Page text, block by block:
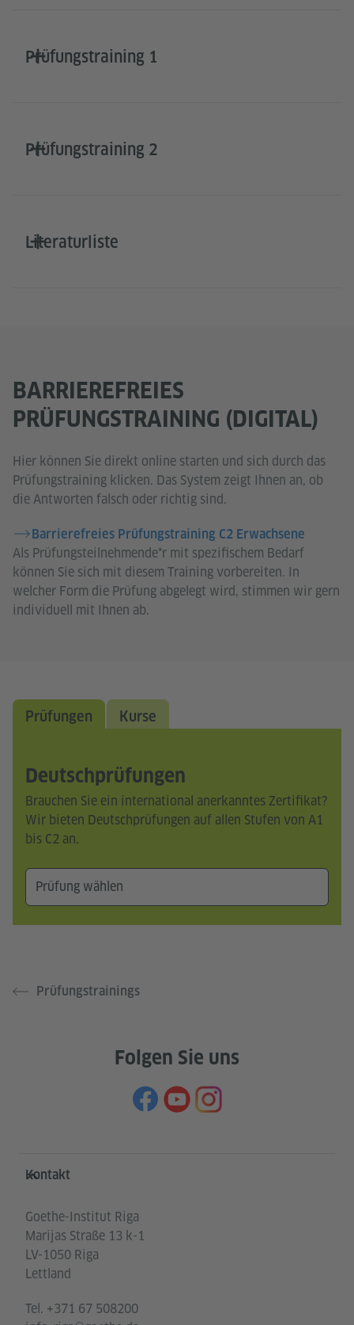
Prüfungstraining 1
Prüfungstraining 2
Literaturliste
BARRIEREFREIES
PRÜFUNGSTRAINING (DIGITAL)
Hier können Sie direkt online starten und sich durch das
Prüfungstraining klicken. Das System zeigt Ihnen an, ob
die Antworten falsch oder richtig sind.
Barrierefreies Prüfungstraining C2 Erwachsene
Als Prüfungsteilnehmende*r mit spezifischem Bedarf
können Sie sich mit diesem Training vorbereiten. In
welcher Form die Prüfung abgelegt wird, stimmen wir gern
individuell mit Ihnen ab.
Prüfungen Kurse
Deutschprüfungen
Brauchen Sie ein international anerkanntes Zertifikat?
Wir bieten Deutschprüfungen auf allen Stufen von A1
bis C2 an.
Prüfungstrainings
Folgen Sie uns
Service- und Informationsbereich
Kontakt
Goethe-Institut Riga
Marijas Straße 13 k-1
LV-1050 Riga
Lettland
Tel. +371 67 508200